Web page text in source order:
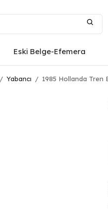
Eski Belge-Efemera
/ Yabancı / 1985 Hollanda Tren